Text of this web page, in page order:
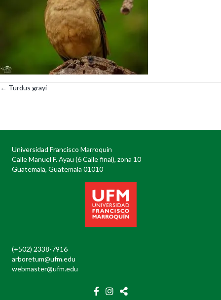
Posts
← Turdus grayi
Universidad Francisco Marroquín
Calle Manuel F. Ayau (6 Calle final), zona 10
Guatemala, Guatemala 01010
(+502) 2338-7916
arboretum@ufm.edu
webmaster@ufm.edu